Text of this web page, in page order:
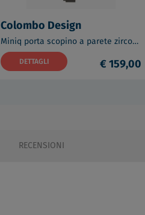
Colombo Design
Miniq porta scopino a parete zirconium codice prod: B50070HPS1
DETTAGLI € 159,00
RECENSIONI